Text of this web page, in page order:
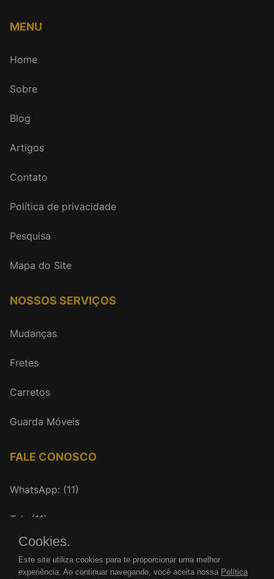
MENU
Home
Sobre
Blog
Artigos
Contato
Política de privacidade
Pesquisa
Mapa do Site
NOSSOS SERVIÇOS
Mudanças
Fretes
Carretos
Guarda Móveis
FALE CONOSCO
WhatsApp: (11)
Tel.: (11)
mudancasrenovar@gmail.com
Cookies.
Este site utiliza cookies para te proporcionar uma melhor
experiência. Ao continuar navegando, você aceita nossa Política